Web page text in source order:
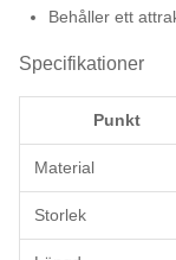
Behåller ett
Specifikationer
Punkt
Material
Storlek